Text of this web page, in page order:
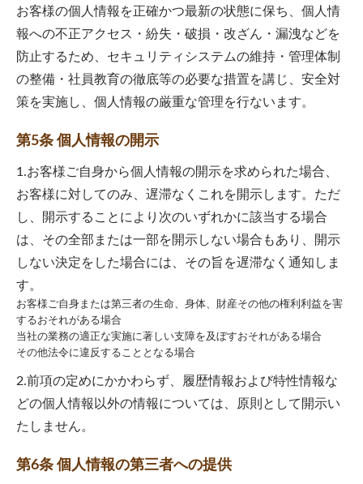
お客様の個人情報を正確かつ最新の状態に保ち、個人情
報への不正アクセス・紛失・破損・改ざん・漏洩などを
防止するため、セキュリティシステムの維持・管理体制
の整備・社員教育の徹底等の必要な措置を講じ、安全対
策を実施し、個人情報の厳重な管理を行ないます。
第5条 個人情報の開示
1.お客様ご自身から個人情報の開示を求められた場合、
お客様に対してのみ、遅滞なくこれを開示します。ただ
し、開示することにより次のいずれかに該当する場合
は、その全部または一部を開示しない場合もあり、開示
しない決定をした場合には、その旨を遅滞なく通知しま
す。
お客様ご自身または第三者の生命、身体、財産その他の権利利益を害
するおそれがある場合
当社の業務の適正な実施に著しい支障を及ぼすおそれがある場合
その他法令に違反することとなる場合
2.前項の定めにかかわらず、履歴情報および特性情報な
どの個人情報以外の情報については、原則として開示い
たしません。
第6条 個人情報の第三者への提供